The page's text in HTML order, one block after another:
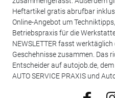
Heftartikel gratis abrufbar
Online-Angebot um
Betriebspraxis für die
NEWSLETTER fasst
Geschehnisse zusammen. Das
Entscheider auf autojob.de,
AUTO SERVICE PRAXIS und